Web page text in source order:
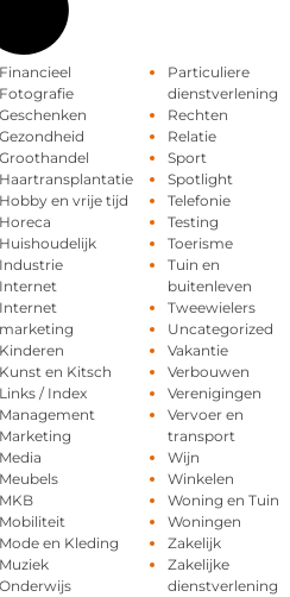
Financieel
Fotografie
Geschenken
Gezondheid
Groothandel
Haartransplantatie
Hobby en vrije tijd
Horeca
Huishoudelijk
Industrie
Internet
Internet
marketing
Kinderen
Kunst en Kitsch
Links / Index
Management
Marketing
Media
Meubels
MKB
Mobiliteit
Mode en Kleding
Muziek
Onderwijs
Particuliere
dienstverlening
Rechten
Relatie
Sport
Spotlight
Telefonie
Testing
Toerisme
Tuin en
buitenleven
Tweewielers
Uncategorized
Vakantie
Verbouwen
Verenigingen
Vervoer en
transport
Wijn
Winkelen
Woning en Tuin
Woningen
Zakelijk
Zakelijke
dienstverlening